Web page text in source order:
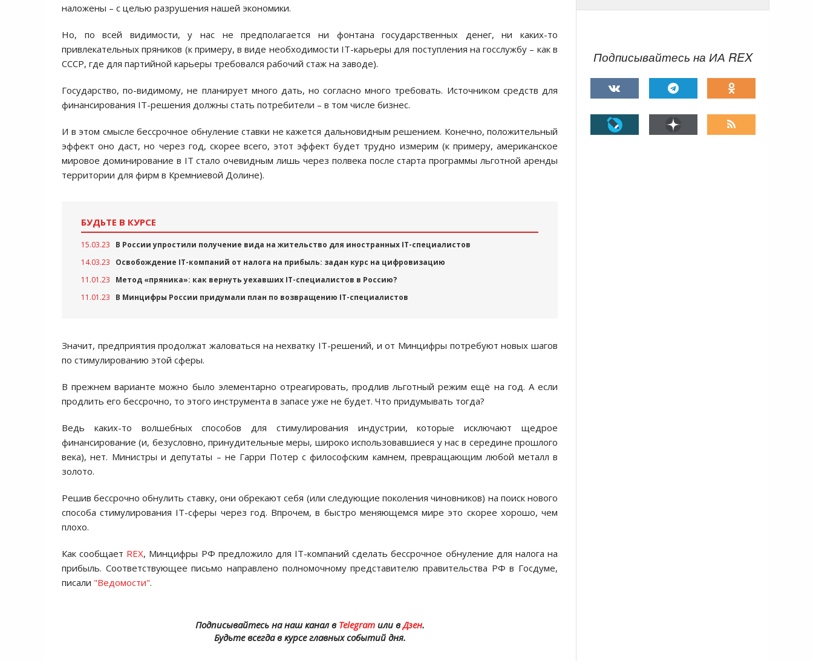
наложены – с целью разрушения нашей экономики.
Но, по всей видимости, у нас не предполагается ни фонтана государственных денег, ни каких-то
привлекательных пряников (к примеру, в виде необходимости IT-карьеры для поступления на госслужбу – как в
СССР, где для партийной карьеры требовался рабочий стаж на заводе).
Государство, по-видимому, не планирует много дать, но согласно много требовать. Источником средств для
финансирования IT-решения должны стать потребители – в том числе бизнес.
И в этом смысле бессрочное обнуление ставки не кажется дальновидным решением. Конечно, положительный
эффект оно даст, но через год, скорее всего, этот эффект будет трудно измерим (к примеру, американское
мировое доминирование в IT стало очевидным лишь через полвека после старта программы льготной аренды
территории для фирм в Кремниевой Долине).
БУДЬТЕ В КУРСЕ
15.03.23
В России упростили получение вида на жительство для иностранных IT-специалистов
14.03.23
Освобождение IT-компаний от налога на прибыль: задан курс на цифровизацию
11.01.23
Метод «пряника»: как вернуть уехавших IT-специалистов в Россию?
11.01.23
В Минцифры России придумали план по возвращению IT-специалистов
Значит, предприятия продолжат жаловаться на нехватку IT-решений, и от Минцифры потребуют новых шагов
по стимулированию этой сферы.
В прежнем варианте можно было элементарно отреагировать, продлив льготный режим ещё на год. А если
продлить его бессрочно, то этого инструмента в запасе уже не будет. Что придумывать тогда?
Ведь каких-то волшебных способов для стимулирования индустрии, которые исключают щедрое
финансирование (и, безусловно, принудительные меры, широко использовавшиеся у нас в середине прошлого
века), нет. Министры и депутаты – не Гарри Потер с философским камнем, превращающим любой металл в
золото.
Решив бессрочно обнулить ставку, они обрекают себя (или следующие поколения чиновников) на поиск нового
способа стимулирования IT-сферы через год. Впрочем, в быстро меняющемся мире это скорее хорошо, чем
плохо.
Как сообщает REX, Минцифры РФ предложило для IT-компаний сделать бессрочное обнуление для налога на
прибыль. Соответствующее письмо направлено полномочному представителю правительства РФ в Госдуме,
писали "Ведомости".
Подписывайтесь на наш канал в Telegramили вДзен.
Будьте всегда в курсе главных событий дня.
Подписывайтесь на ИА REX